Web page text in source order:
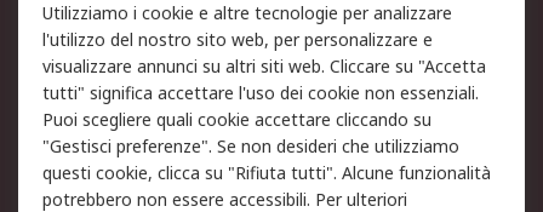
Informativa Cookie
Informativa Privacy -
Aggiornata
Email Security
Termini d'uso
Condizioni di vendita
Condizioni generali di
servizio
Etica e responsabilità
Utilizziamo i cookie e altre tecnologie per analizzare
l'utilizzo del nostro sito web, per personalizzare e
visualizzare annunci su altri siti web. Cliccare su "Accetta
tutti" significa accettare l'uso dei cookie non essenziali.
Puoi scegliere quali cookie accettare cliccando su
"Gestisci preferenze". Se non desideri che utilizziamo
questi cookie, clicca su "Rifiuta tutti". Alcune funzionalità
potrebbero non essere accessibili. Per ulteriori